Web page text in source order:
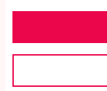
Evästeasetukset